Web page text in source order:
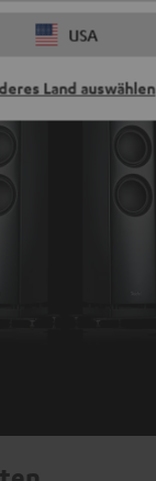
USA
Land auswählen